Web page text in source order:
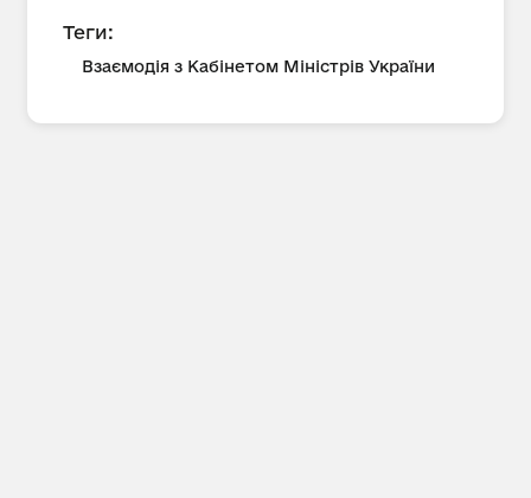
Теги:
Взаємодія з Кабінетом Міністрів України